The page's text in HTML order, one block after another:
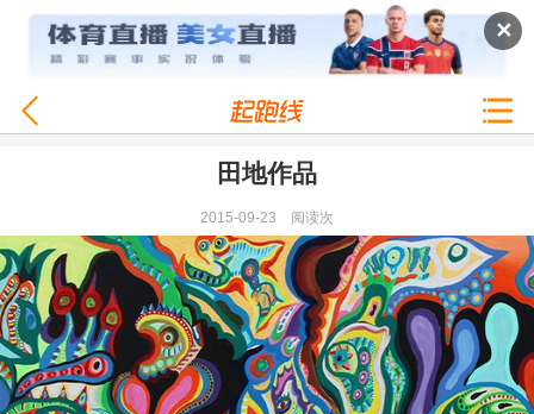
✕
田地作品
2015-09-23 阅读次